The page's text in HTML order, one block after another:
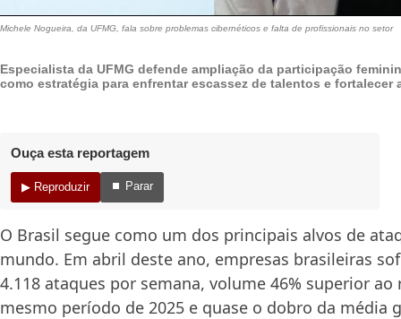
Michele Nogueira, da UFMG, fala sobre problemas cibernéticos e falta de profissionais no setor
Especialista da UFMG defende ampliação da participação
como estratégia para enfrentar escassez de talentos e fortalecer
Ouça esta reportagem
▶ Reproduzir ⏹ Parar
O Brasil segue como um dos principais alvos de
mundo. Em abril deste ano, empresas brasileiras
4.118 ataques por semana, volume 46% superior
mesmo período de 2025 e quase o dobro da média